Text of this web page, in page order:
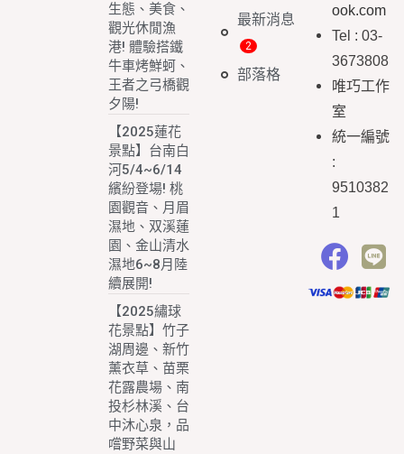
生態、美食、
觀光休閒漁
港! 體驗搭鐵
牛車烤鮮蚵、
王者之弓橋觀
夕陽!
【2025蓮花
景點】台南白
河5/4~6/14
繽紛登場! 桃
園觀音、月眉
濕地、双溪蓮
園、金山清水
濕地6~8月陸
續展開!
【2025繡球
花景點】竹子
湖周邊、新竹
薰衣草、苗栗
花露農場、南
投杉林溪、台
中沐心泉，品
嚐野菜與山
最新消息
部落格
ook.com
Tel : 03-
3673808
唯巧工作
室
統一編號
:
9510382
1